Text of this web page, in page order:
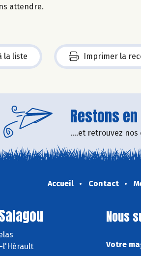
attendre.
la liste Imprimer la
Restons
....et retrouvez
Accueil Contact
l'Hérault
Nous
Votre